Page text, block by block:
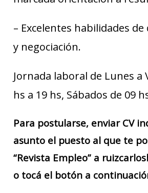
– Excelentes habilidades
y negociación.
Jornada laboral de Lunes a
hs a 19 hs, Sábados de 09
Para postularse, enviar CV
asunto el puesto al que te
“Revista Empleo” a
o tocá el botón a